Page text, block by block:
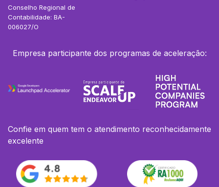
Conselho Regional de
Contabilidade: BA-
006027/O
Empresa participante dos programas de aceleração:
Confie em quem tem o atendimento reconhecidamente
excelente